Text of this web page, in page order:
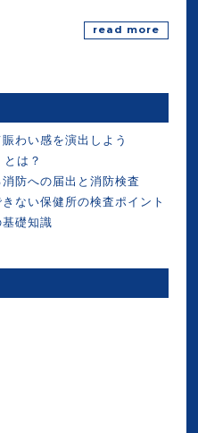
read more
わい感を演出しよう
は？
防への届出と消防検査
ない保健所の検査ポイント
礎知識